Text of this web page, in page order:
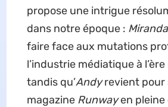
propose une intrigue
dans notre époque :
faire face aux mutations
l’industrie médiatique à
tandis qu’Andyrevient pour
magazine Runwayen pleine